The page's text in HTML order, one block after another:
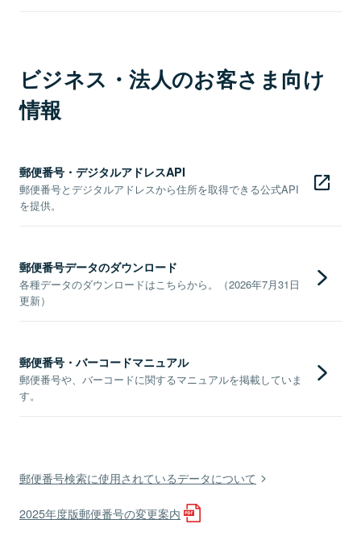
ビジネス・法人のお客さま向け
情報
郵便番号・デジタルアドレスAPI
郵便番号とデジタルアドレスから住所を取得できる公式API
を提供。
郵便番号データのダウンロード
各種データのダウンロードはこちらから。（2026年7月31日
更新）
郵便番号・バーコードマニュアル
郵便番号や、バーコードに関するマニュアルを掲載していま
す。
郵便番号検索に使用されているデータについて
2025年度版郵便番号の変更案内